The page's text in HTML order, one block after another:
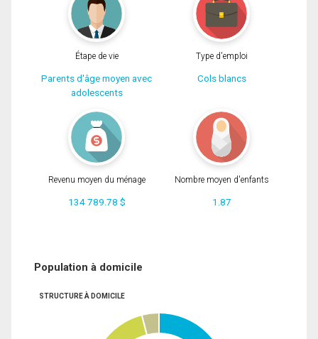
Étape de vie
Parents d'âge moyen avec
adolescents
Type d'emploi
Cols blancs
Revenu moyen du ménage
134 789.78 $
Nombre moyen d'enfants
1.87
Population à domicile
STRUCTURE À DOMICILE